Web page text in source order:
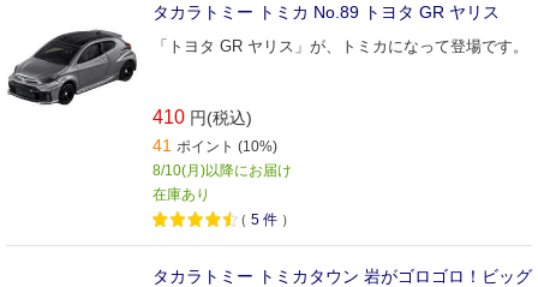
タカラトミー トミカ No.89 トヨタ GR ヤリス
「トヨタ GR ヤリス」が、トミカになって登場です。
410 円(税込)
41 ポイント (10%)
8/10(月)以降にお届け
在庫あり
（ 5 件 ）
タカラトミー トミカタウン 岩がゴロゴロ！ビッグ